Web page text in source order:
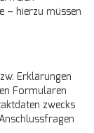
– hierzu müssen
Erklärungen
Formularen
zwecks